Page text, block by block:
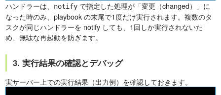
ハンドラーは、 notify で指定した処理が「変更（changed）」に
なった時のみ、playbook の末尾で1度だけ実行されます。複数のタ
スクが同じハンドラーを notify しても、1回しか実行されないた
め、無駄な再起動を防ぎます。
3. 実行結果の確認とデバッグ
実サーバー上での実行結果（出力例）を確認しておきます。